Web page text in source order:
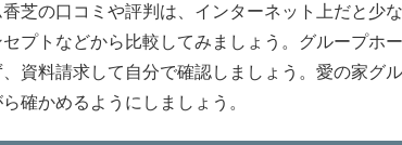
芝の口コミや評判は、インターネット上だと少
プトなどから比較してみましょう。グループホ
資料請求して自分で確認しましょう。愛の家グ
確かめるようにしましょう。